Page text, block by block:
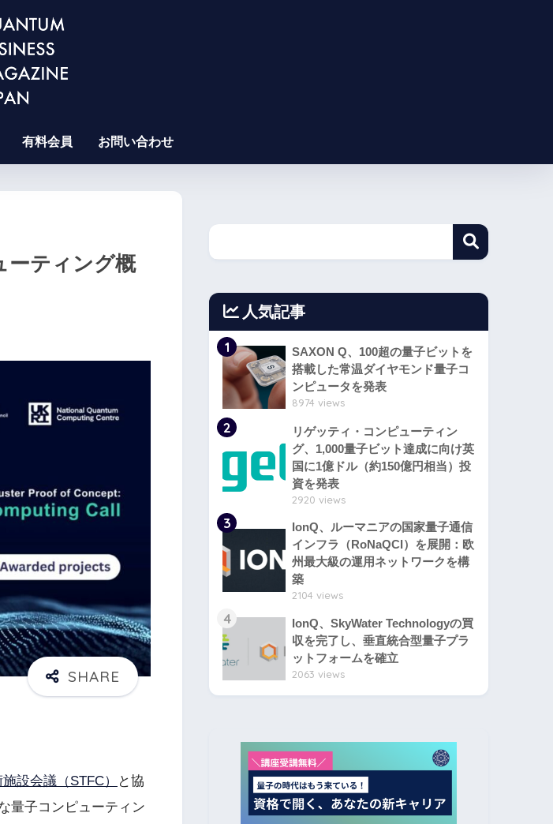
有料会員 お問い合わせ
ーティング概
設会議（STFC）
と協
量子コンピューティン
人気記事
1
SAXON Q、100超の量子ビットを
搭載した常温ダイヤモンド量子コ
ンピュータを発表
8974 views
2
リゲッティ・コンピューティン
グ、1,000量子ビット達成に向け英
国に1億ドル（約150億円相当）投
資を発表
2920 views
3
IonQ、ルーマニアの国家量子通信
インフラ（RoNaQCI）を展開：欧
州最大級の運用ネットワークを構
築
2104 views
4
IonQ、SkyWater Technologyの買
収を完了し、垂直統合型量子プラ
ットフォームを確立
2063 views